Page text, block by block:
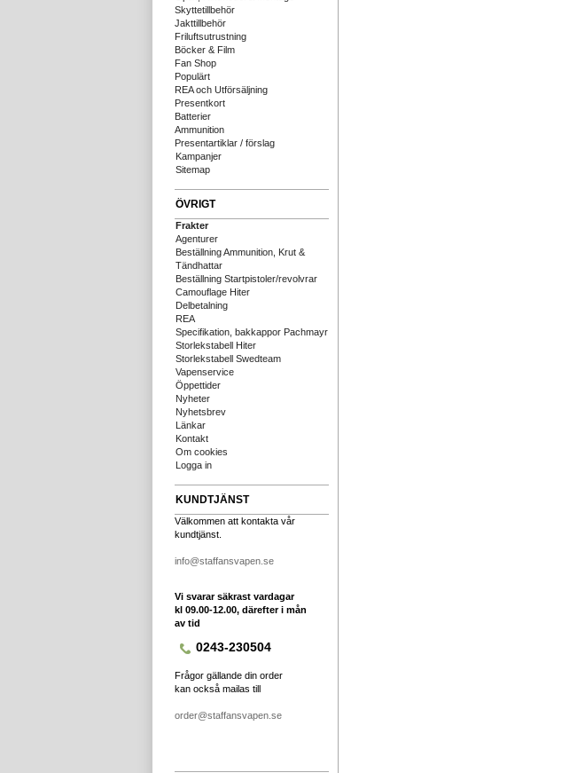
Skyttetillbehör
Jakttillbehör
Friluftsutrustning
Böcker & Film
Fan Shop
Populärt
REA och Utförsäljning
Presentkort
Batterier
Ammunition
Presentartiklar / förslag
Kampanjer
Sitemap
ÖVRIGT
Frakter
Agenturer
Beställning Ammunition, Krut &
Tändhattar
Beställning Startpistoler/revolvrar
Camouflage Hiter
Delbetalning
REA
Specifikation, bakkappor Pachmayr
Storlekstabell Hiter
Storlekstabell Swedteam
Vapenservice
Öppettider
Nyheter
Nyhetsbrev
Länkar
Kontakt
Om cookies
Logga in
KUNDTJÄNST
Välkommen att kontakta vår
kundtjänst.
info@staffansvapen.se
Vi svarar säkrast vardagar
kl 09.00-12.00, därefter i mån
av tid
0243-230504
Frågor gällande din order
kan också mailas till
order@staffansvapen.se